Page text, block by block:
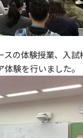
スの体験授業、入試
験を行いました。